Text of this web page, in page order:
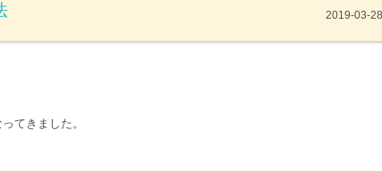
2019-03-28
てきました。